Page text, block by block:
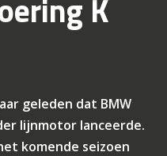
K
geleden dat BMW
lijnmotor lanceerde.
komende seizoen